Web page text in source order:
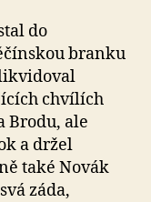
do
branku
chvílích
Brodu, ale
a držel
také Novák
záda,